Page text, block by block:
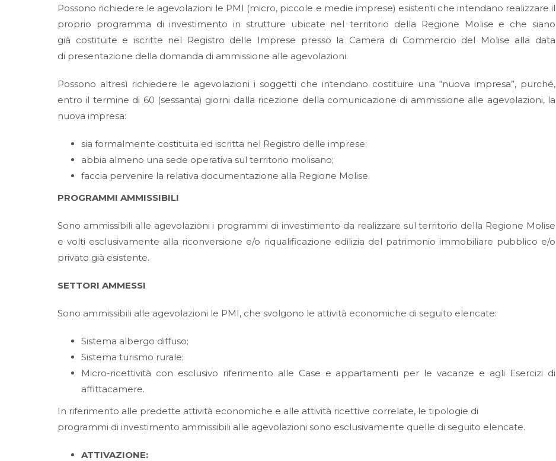
Possono richiedere le agevolazioni le PMI (micro, piccole e medie imprese) esistenti che intendano realizzare il
proprio programma di investimento in strutture ubicate nel territorio della Regione Molise e che siano
già costituite e iscritte nel Registro delle Imprese presso la Camera di Commercio del Molise alla data
di presentazione della domanda di ammissione alle agevolazioni.
Possono altresì richiedere le agevolazioni i soggetti che intendano costituire una “nuova impresa”, purché,
entro il termine di 60 (sessanta) giorni dalla ricezione della comunicazione di ammissione alle agevolazioni, la
nuova impresa:
sia formalmente costituita ed iscritta nel Registro delle imprese;
abbia almeno una sede operativa sul territorio molisano;
faccia pervenire la relativa documentazione alla Regione Molise.
PROGRAMMI AMMISSIBILI
Sono ammissibili alle agevolazioni i programmi di investimento da realizzare sul territorio della Regione Molise
e volti esclusivamente alla riconversione e/o riqualificazione edilizia del patrimonio immobiliare pubblico e/o
privato già esistente.
SETTORI AMMESSI
Sono ammissibili alle agevolazioni le PMI, che svolgono le attività economiche di seguito elencate:
Sistema albergo diffuso;
Sistema turismo rurale;
Micro-ricettività con esclusivo riferimento alle Case e appartamenti per le vacanze e agli Esercizi di
affittacamere.
In riferimento alle predette attività economiche e alle attività ricettive correlate, le tipologie di
programmi di investimento ammissibili alle agevolazioni sono esclusivamente quelle di seguito elencate.
ATTIVAZIONE: